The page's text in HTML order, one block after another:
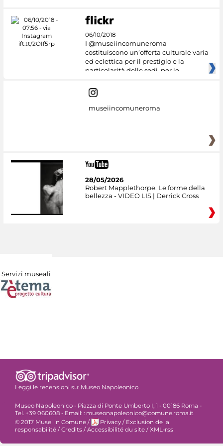
06/10/2018
I @museiincomuneroma
costituiscono un’offerta culturale varia
ed eclettica per il prestigio e la
particolarità delle sedi, per le
museiincomuneroma
28/05/2026
Robert Mapplethorpe. Le forme della
bellezza - VIDEO LIS | Derrick Cross
Servizi museali
Leggi le recensioni su: Museo Napoleonico
Museo Napoleonico - Piazza di Ponte Umberto I, 1 - 00186 Roma -
Tel. +39 060608 - Email: : museonapoleonico@comune.roma.it
© 2017 Musei in Comune / Privacy / Exclusion de la
responsabilité /Credits /Accessibilité du site /XML-rss